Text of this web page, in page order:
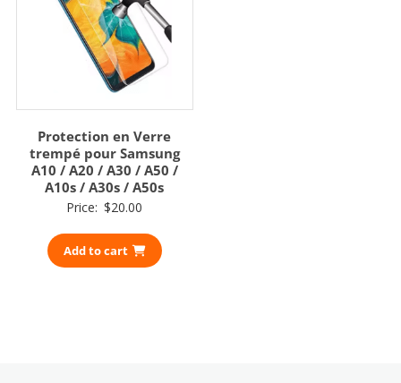
Protection en Verre
trempé pour Samsung
A10 / A20 / A30 / A50 /
A10s / A30s / A50s
Price: $20.00
Add to cart